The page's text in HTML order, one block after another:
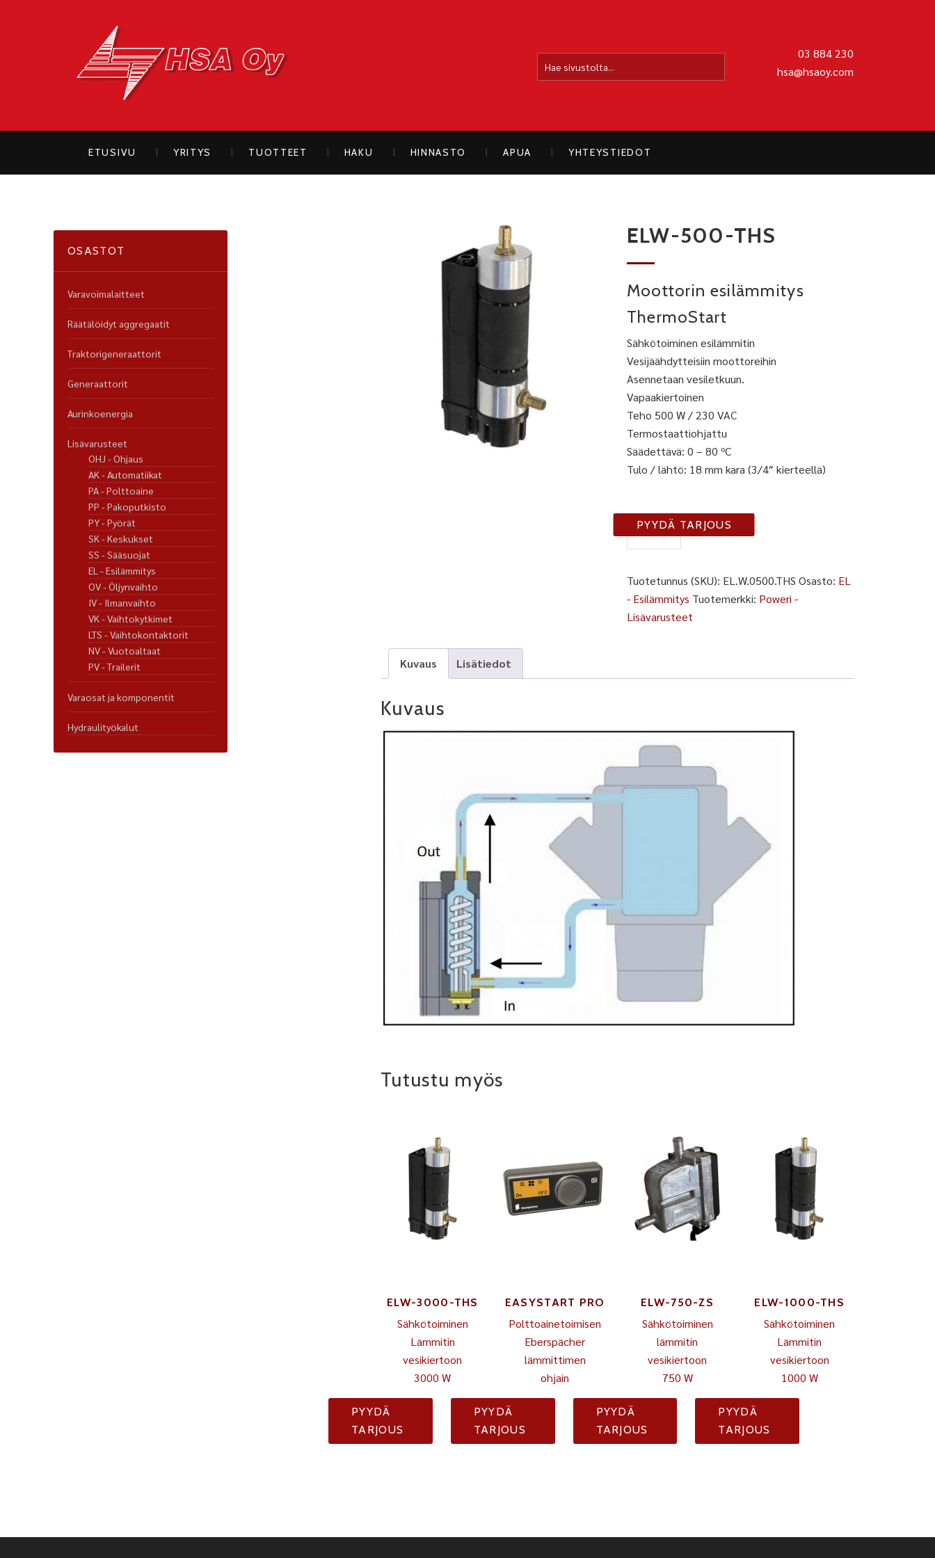
03 884 230
hsa@hsaoy.com
ETUSIVU YRITYS TUOTTEET HAKU HINNASTO APUA YHTEYSTIEDOT
ELW-500-THS
Moottorin esilämmitys
ThermoStart
Sähkötoiminen esilämmitin
Vesijäähdytteisiin moottoreihin
Asennetaan vesiletkuun.
Vapaakiertoinen
Teho 500 W / 230 VAC
Termostaattiohjattu
Säädettävä: 0 – 80 ºC
Tulo / lähtö: 18 mm kara (3/4″ kierteellä)
ELW-
500-
määrä
PYYDÄ TARJOUS
Tuotetunnus (SKU): EL.W.0500.THS Osasto: EL
- Esilämmitys Tuotemerkki: Poweri -
Lisävarusteet
Kuvaus Lisätiedot
Kuvaus
Tutustu myös
ELW-3000-THS
Sähkötoiminen
Lämmitin
vesikiertoon
3000 W
PYYDÄ
TARJOUS
EASYSTART PRO
Polttoainetoimisen
Eberspächer
lämmittimen
ohjain
PYYDÄ
TARJOUS
ELW-750-ZS
Sähkötoiminen
lämmitin
vesikiertoon
750 W
PYYDÄ
TARJOUS
ELW-1000-THS
Sähkötoiminen
Lämmitin
vesikiertoon
1000 W
PYYDÄ
TARJOUS
OSASTOT
Varavoimalaitteet
Räätälöidyt aggregaatit
Traktorigeneraattorit
Generaattorit
Aurinkoenergia
Lisävarusteet
OHJ - Ohjaus
AK - Automatiikat
PA - Polttoaine
PP - Pakoputkisto
PY - Pyörät
SK - Keskukset
SS - Sääsuojat
EL - Esilämmitys
OV - Öljynvaihto
IV - Ilmanvaihto
VK - Vaihtokytkimet
LTS - Vaihtokontaktorit
NV - Vuotoaltaat
PV - Trailerit
Varaosat ja komponentit
Hydraulityökalut